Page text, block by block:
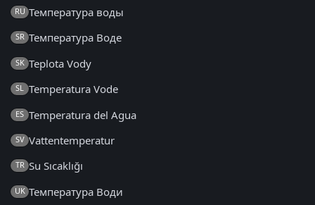
RU Температура воды
SR Температура Воде
SK Teplota Vody
SL Temperatura Vode
ES Temperatura del Agua
SV Vattentemperatur
TR Su Sıcaklığı
UK Температура Води